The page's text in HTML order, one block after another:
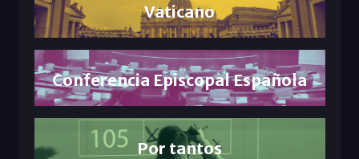
Vaticano
Conferencia Episcopal Española
Por tantos